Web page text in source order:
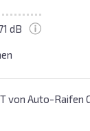
dB
von Auto-Raifen